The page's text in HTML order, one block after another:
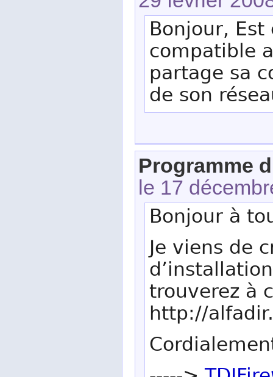
Bonjour, Est
compatible
partage sa
de son
Programme
le 17
Bonjour à
Je viens de
trouverez à
http://